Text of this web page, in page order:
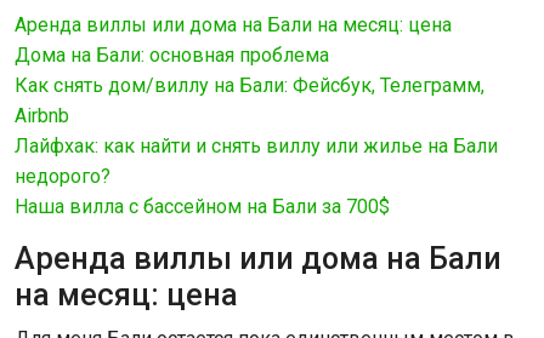
Аренда виллы или дома на Бали на месяц: цена
Дома на Бали: основная проблема
Как снять дом/виллу на Бали: Фейсбук, Телеграмм,
Airbnb
Лайфхак: как найти и снять виллу или жилье на Бали
недорого?
Наша вилла с бассейном на Бали за 700$
Аренда виллы или дома на Бали
на месяц: цена